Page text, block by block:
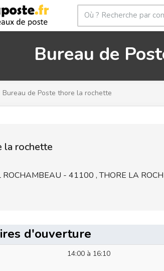
Bureau de
Bureau de Poste thore la rochette
la rochette
- 41100 , THORE LA
d'ouverture
14:00 à 16:10